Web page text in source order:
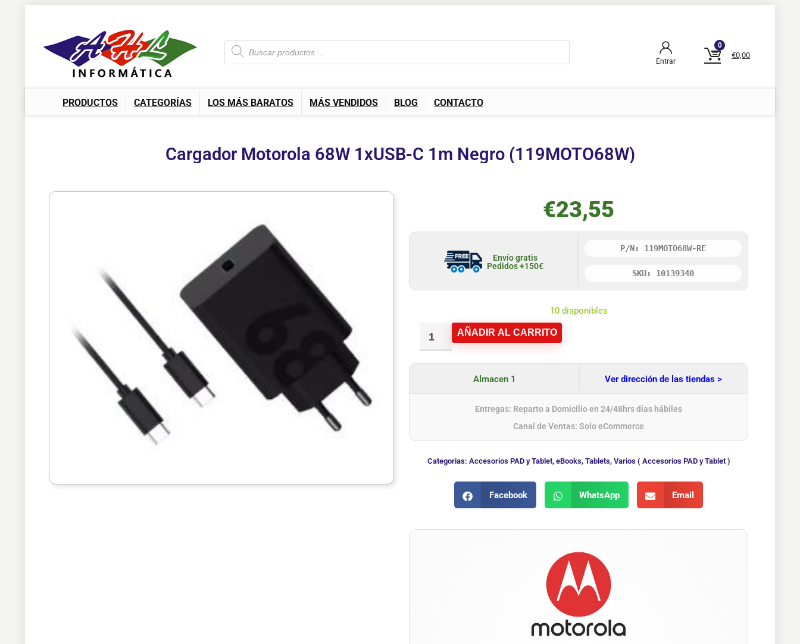
Entrar
0
€0,00
PRODUCTOS CATEGORÍAS LOS MÁS BARATOS MÁS VENDIDOS BLOG CONTACTO
Cargador Motorola 68W 1xUSB-C 1m Negro (119MOTO68W)
€23,55
Envío gratis
Pedidos +150€
P/N: 119MOTO68W-RE
SKU: 10139340
10 disponibles
AÑADIR AL CARRITO
Almacen 1 Ver dirección de las tiendas >
Entregas: Reparto a Domicilio en 24/48hrs días hábiles
Canal de Ventas: Solo eCommerce
Categorias: Accesorios PAD y Tablet, eBooks, Tablets, Varios ( Accesorios PAD y Tablet )
Facebook WhatsApp Email